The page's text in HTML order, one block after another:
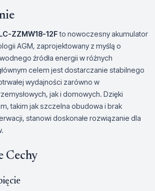
ZZMW18-12Fto nowoczesny akumulator
AGM, zaprojektowany z myślą o
źródła energii w różnych
celem jest dostarczanie stabilnego
wydajności zarówno w
jak i domowych. Dzięki
takim jak szczelna obudowa i brak
stanowi doskonałe rozwiązanie dla
Cechy